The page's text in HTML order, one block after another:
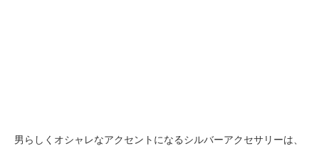
男らしくオシャレなアクセントになるシルバーアクセサリーは、